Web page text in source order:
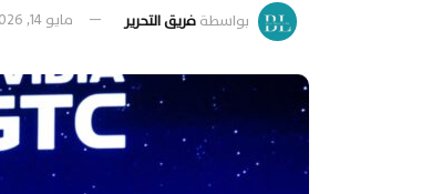
بواسطةفريق التحرير مايو 14, 2026